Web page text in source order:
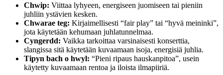
Chwip: Viittaa lyhyeen, energiseen juomiseen tai pieniin
juhliin ystävien kesken.
Chwarae teg: Kirjaimellisesti “fair play” tai “hyvä meininki”,
jota käytetään kehumaan juhlatunnelmaa.
Cyngerdd: Vaikka tarkoittaa varsinaisesti konserttia,
slangissa sitä käytetään kuvaamaan isoja, energisiä juhlia.
Tipyn bach o hwyl: “Pieni ripaus hauskanpitoa”, usein
käytetty kuvaamaan rentoa ja iloista ilmapiiriä.